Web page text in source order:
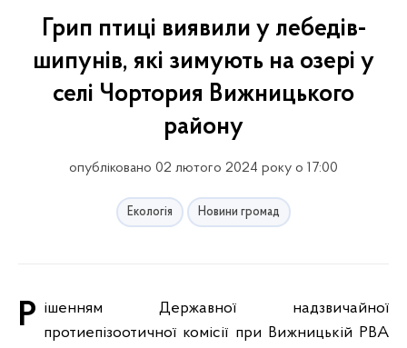
Грип птиці виявили у лебедів-
шипунів, які зимують на озері у
селі Чортория Вижницького
району
опубліковано 02 лютого 2024 року о 17:00
Екологія Новини громад
Рішенням Державної надзвичайної протиепізоотичної комісії при Вижницькій РВА